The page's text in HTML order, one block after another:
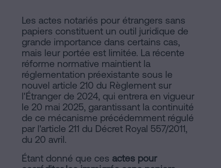
Les actes notariés pour étrangers sans
papiers constituent un outil juridique de
grande importance dans certains cas,
mais leur portée est limitée. La récente
réforme normative maintient la
réglementation préexistante sous le
nouvel article 210 du Règlement sur
l'Étranger de 2024, qui entrera en vigueur
le 20 mai 2025, garantissant la continuité
de ce mécanisme précédemment régulé
par l'article 211 du Décret Royal 557/2011,
du 20 avril.
Étant donné que ces actes pour